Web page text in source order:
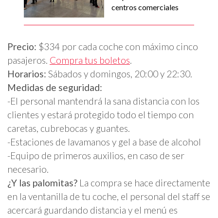
centros comerciales
Precio: $334 por cada coche con máximo cinco
pasajeros. Compra tus boletos.
Horarios: Sábados y domingos, 20:00 y 22:30.
Medidas de seguridad:
-El personal mantendrá la sana distancia con los
clientes y estará protegido todo el tiempo con
caretas, cubrebocas y guantes.
-Estaciones de lavamanos y gel a base de alcohol
-Equipo de primeros auxilios, en caso de ser
necesario.
¿Y las palomitas? La compra se hace directamente
en la ventanilla de tu coche, el personal del staff se
acercará guardando distancia y el menú es